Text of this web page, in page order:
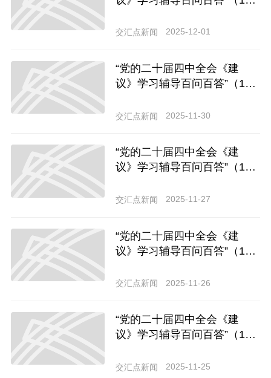
自主培养良性互动需要把握哪
交汇点新闻 2025-12-01
“党的二十届四中全会《建
议》学习辅导百问百答”（1
企业集聚？
交汇点新闻 2025-11-30
“党的二十届四中全会《建
议》学习辅导百问百答”（1
系？
交汇点新闻 2025-11-27
“党的二十届四中全会《建
议》学习辅导百问百答”（1
技术开发原始创新导向？
交汇点新闻 2025-11-26
“党的二十届四中全会《建
议》学习辅导百问百答”（1
电路、工业母机、高端仪器、
交汇点新闻 2025-11-25